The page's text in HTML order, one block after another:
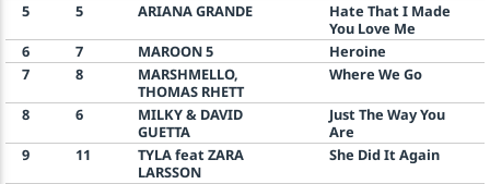
5 5 ARIANA GRANDE
Hate That I Made
You Love Me
6
7 MAROON 5
Heroine
7
8
MARSHMELLO,
THOMAS RHETT
Where We Go
8 6
MILKY & DAVID
GUETTA
Just The Way You
Are
9
11
TYLA feat ZARA
LARSSON
She Did It Again